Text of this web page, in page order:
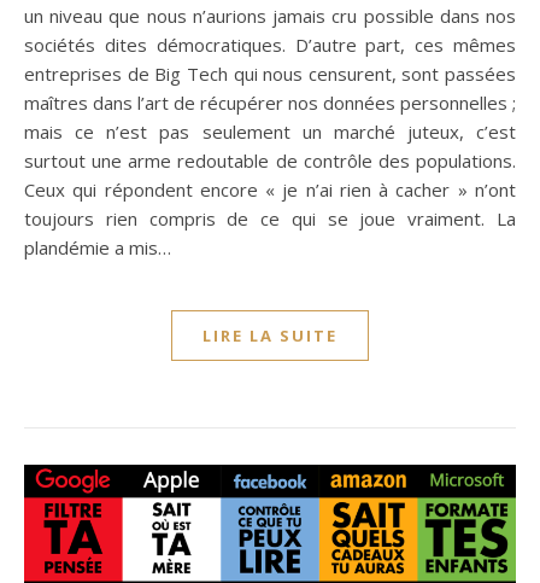
un niveau que nous n’aurions jamais cru possible dans nos
sociétés dites démocratiques. D’autre part, ces mêmes
entreprises de Big Tech qui nous censurent, sont passées
maîtres dans l’art de récupérer nos données personnelles ;
mais ce n’est pas seulement un marché juteux, c’est
surtout une arme redoutable de contrôle des populations.
Ceux qui répondent encore « je n’ai rien à cacher » n’ont
toujours rien compris de ce qui se joue vraiment. La
plandémie a mis…
LIRE LA SUITE